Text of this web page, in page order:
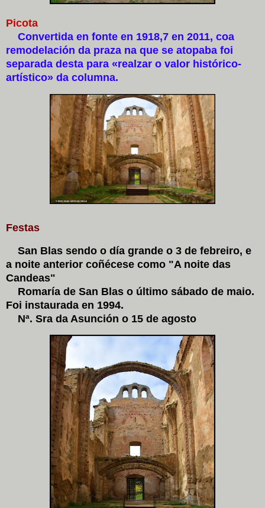
Picota
Convertida en fonte en 1918,7​ en 2011, coa
remodelación da praza na que se atopaba foi
separada desta para «realzar o valor histórico-
artístico» da columna.
Festas
San Blas sendo o día grande o 3 de febreiro, e
a noite anterior coñécese como "A noite das
Candeas"
Romaría de San Blas o último sábado de maio.
Foi instaurada en 1994.
Nª. Sra da Asunción o 15 de agosto